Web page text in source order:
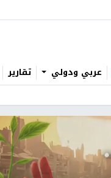
عربي ودولي تقارير